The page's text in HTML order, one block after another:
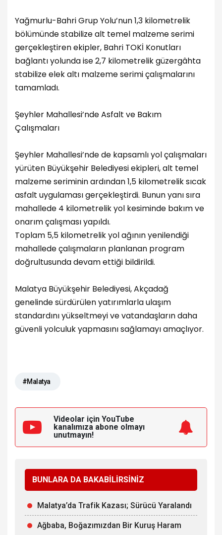
Yağmurlu-Bahri Grup Yolu’nun 1,3 kilometrelik
bölümünde stabilize alt temel malzeme serimi
gerçekleştiren ekipler, Bahri TOKİ Konutları
bağlantı yolunda ise 2,7 kilometrelik güzergâhta
stabilize elek altı malzeme serimi çalışmalarını
tamamladı.
Şeyhler Mahallesi’nde Asfalt ve Bakım
Çalışmaları
Şeyhler Mahallesi’nde de kapsamlı yol çalışmaları
yürüten Büyükşehir Belediyesi ekipleri, alt temel
malzeme seriminin ardından 1,5 kilometrelik sıcak
asfalt uygulaması gerçekleştirdi. Bunun yanı sıra
mahallede 4 kilometrelik yol kesiminde bakım ve
onarım çalışması yapıldı.
Toplam 5,5 kilometrelik yol ağının yenilendiği
mahallede çalışmaların planlanan program
doğrultusunda devam ettiği bildirildi.
Malatya Büyükşehir Belediyesi, Akçadağ
genelinde sürdürülen yatırımlarla ulaşım
standardını yükseltmeyi ve vatandaşların daha
güvenli yolculuk yapmasını sağlamayı amaçlıyor.
#Malatya
Videolar için YouTube
kanalımıza abone olmayı
unutmayın!
BUNLARA DA BAKABİLİRSİNİZ
Malatya’da Trafik Kazası; Sürücü Yaralandı
Ağbaba, Boğazımızdan Bir Kuruş Haram